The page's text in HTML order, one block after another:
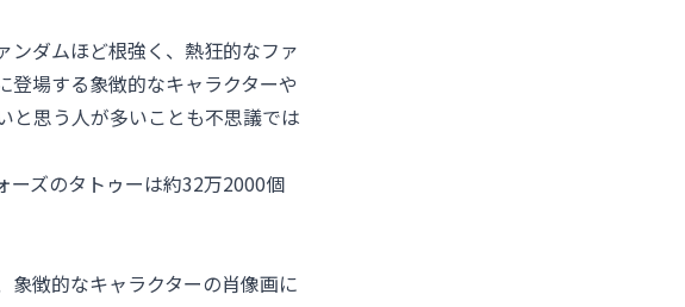
ンダムほど根強く、熱狂的なファ
登場する象徴的なキャラクターや
と思う人が多いことも不思議では
ズのタトゥーは約32万2000個
象徴的なキャラクターの肖像画に